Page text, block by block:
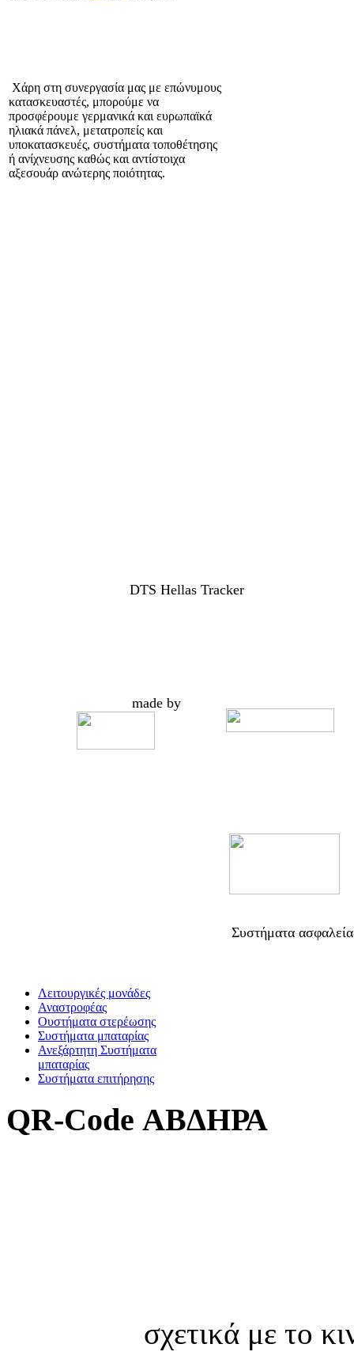
Χάρη στη συνεργασία μας με επώνυμους
κατασκευαστές, μπορούμε να
προσφέρουμε γερμανικά και ευρωπαϊκά
ηλιακά πάνελ, μετατροπείς και
υποκατασκευές, συστήματα τοποθέτησης
ή ανίχνευσης καθώς και αντίστοιχα
αξεσουάρ ανώτερης ποιότητας.
DTS Hellas Tracker
made by
Συστήματα
Λειτουργικές μονάδες
Αναστροφέας
Oυστήματα στερέωσης
Συστήματα μπαταρίας
Ανεξάρτητη Συστήματα
μπαταρίας
Συστήματα επιτήρησης
QR-Code ΑΒΔΗΡΑ
σχετικά με το